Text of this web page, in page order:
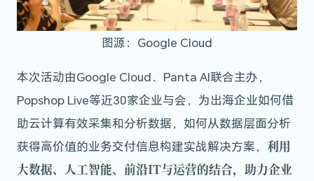
图源：Google Cloud
本次活动由Google Cloud、Panta AI联合主办，
Popshop Live等近30家企业与会，为出海企业如何借
助云计算有效采集和分析数据，如何从数据层面分析
获得高价值的业务交付信息构建实战解决方案， 利用
大数据、人工智能、前沿IT与运营的结合，助力企业